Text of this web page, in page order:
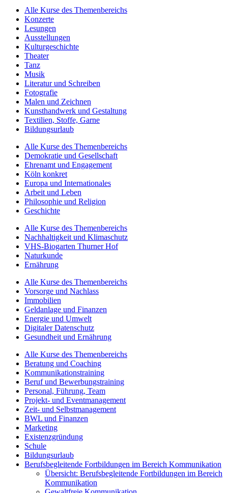
Alle Kurse des Themenbereichs
Konzerte
Lesungen
Ausstellungen
Kulturgeschichte
Theater
Tanz
Musik
Literatur und Schreiben
Fotografie
Malen und Zeichnen
Kunsthandwerk und Gestaltung
Textilien, Stoffe, Garne
Bildungsurlaub
Alle Kurse des Themenbereichs
Demokratie und Gesellschaft
Ehrenamt und Engagement
Köln konkret
Europa und Internationales
Arbeit und Leben
Philosophie und Religion
Geschichte
Alle Kurse des Themenbereichs
Nachhaltigkeit und Klimaschutz
VHS-Biogarten Thurner Hof
Naturkunde
Ernährung
Alle Kurse des Themenbereichs
Vorsorge und Nachlass
Immobilien
Geldanlage und Finanzen
Energie und Umwelt
Digitaler Datenschutz
Gesundheit und Ernährung
Alle Kurse des Themenbereichs
Beratung und Coaching
Kommunikationstraining
Beruf und Bewerbungstraining
Personal, Führung, Team
Projekt- und Eventmanagement
Zeit- und Selbstmanagement
BWL und Finanzen
Marketing
Existenzgründung
Schule
Bildungsurlaub
Berufsbegleitende Fortbildungen im Bereich Kommunikation
Übersicht: Berufsbegleitende Fortbildungen im Bereich
Kommunikation